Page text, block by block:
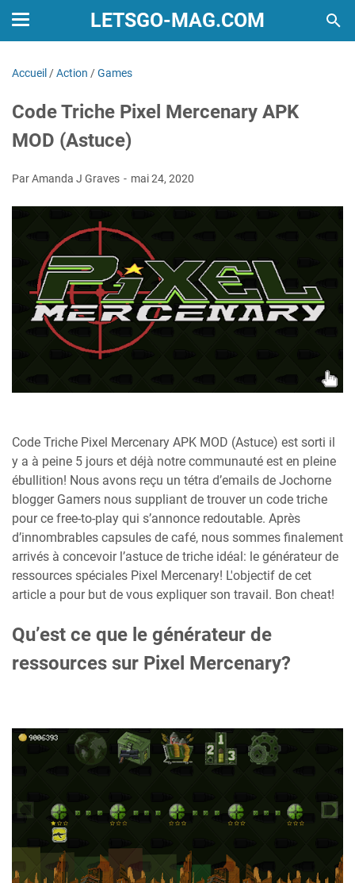
LETSGO-MAG.COM
Accueil /Action /Games
Code Triche Pixel Mercenary APK
MOD (Astuce)
Par Amanda J Graves mai 24, 2020
Code Triche Pixel Mercenary APK MOD (Astuce) est sorti il
y a à peine 5 jours et déjà notre communauté est en pleine
ébullition! Nous avons reçu un tétra d’emails de Jochorne
blogger Gamers nous suppliant de trouver un code triche
pour ce free-to-play qui s’annonce redoutable. Après
d’innombrables capsules de café, nous sommes finalement
arrivés à concevoir l’astuce de triche idéal: le générateur de
ressources spéciales Pixel Mercenary! L'objectif de cet
article a pour but de vous expliquer son travail. Bon cheat!
Qu’est ce que le générateur de
ressources sur Pixel Mercenary?